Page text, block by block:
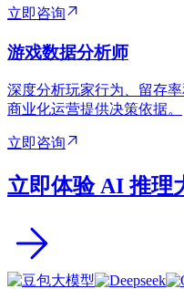
立即咨询
游戏数据分析师
深度分析玩家行为、留存
商业化运营提供决策依据。
立即咨询
立即体验 AI 推理